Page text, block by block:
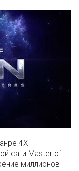
4X
саги Master of
миллионов